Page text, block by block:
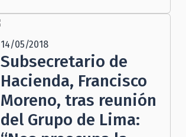
14/05/2018
Subsecretario de
Hacienda, Francisco
Moreno, tras reunión
del Grupo de Lima: